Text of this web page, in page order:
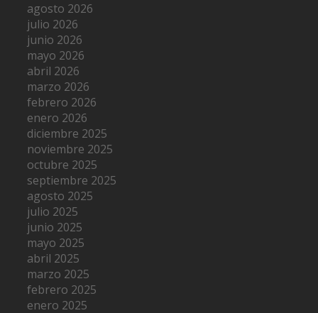
agosto 2026
julio 2026
junio 2026
mayo 2026
abril 2026
marzo 2026
febrero 2026
enero 2026
diciembre 2025
noviembre 2025
octubre 2025
septiembre 2025
agosto 2025
julio 2025
junio 2025
mayo 2025
abril 2025
marzo 2025
febrero 2025
enero 2025